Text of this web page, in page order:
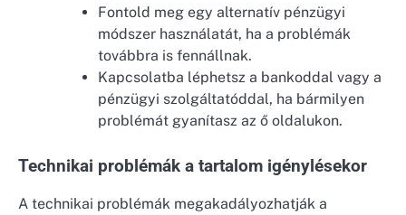
Fontold meg egy alternatív pénzügyi
módszer használatát, ha a problémák
továbbra is fennállnak.
Kapcsolatba léphetsz a bankoddal vagy a
pénzügyi szolgáltatóddal, ha bármilyen
problémát gyanítasz az ő oldalukon.
Technikai problémák a tartalom igénylésekor
A technikai problémák megakadályozhatják a